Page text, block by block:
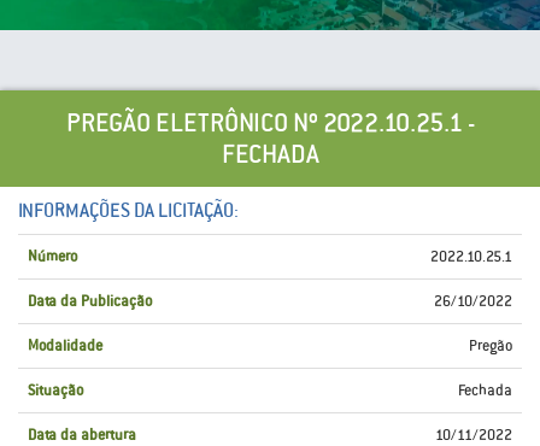
PREGÃO ELETRÔNICO Nº 2022.10.25.1 -
FECHADA
INFORMAÇÕES DA LICITAÇÃO:
Número 2022.10.25.1
Data da Publicação 26/10/2022
Modalidade Pregão
Situação Fechada
Data da abertura 10/11/2022